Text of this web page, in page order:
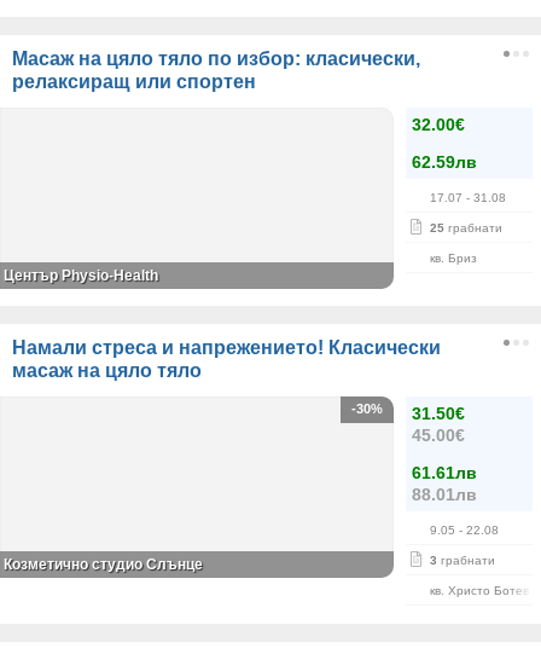
Масаж на цяло тяло по избор: класически,
релаксиращ или спортен
32.00€
62.59лв
17.07 - 31.08
25 грабнати
кв. Бриз
Център Physio-Health
Намали стреса и напрежението! Класически
масаж на цяло тяло
31.50€
45.00€
61.61лв
88.01лв
9.05 - 22.08
3 грабнати
кв. Христо Ботев
-30%
Козметично студио Слънце